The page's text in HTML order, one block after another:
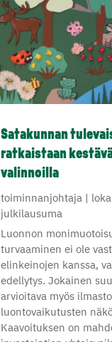
Satakunnan
ratkaistaan
valinnoilla
toiminnanjohtaja |
julkilausuma
Luonnon
turvaaminen ei ole
elinkeinojen kanssa,
edellytys. Jokainen
arvioitava myös
luontovaikutusten
Kaavoituksen on